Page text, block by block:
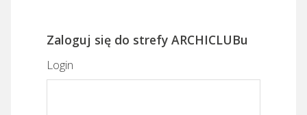
Zaloguj się do strefy ARCHICLUBu
Login